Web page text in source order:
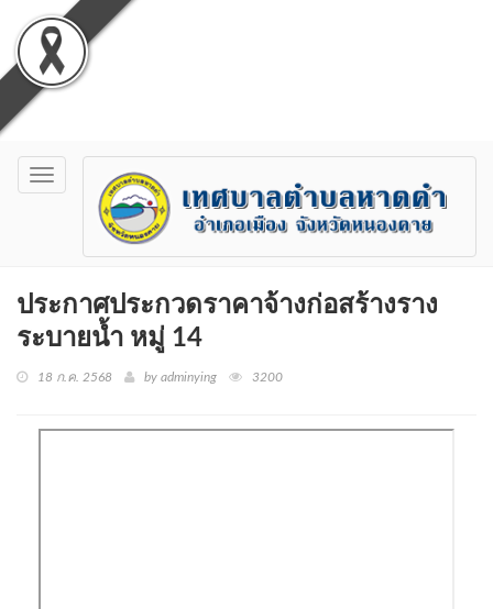
Toggle
navigation
ประกาศประกวดราคาจ้างก่อสร้างราง
ระบายน้ำ หมู่ 14
18 ก.ค. 2568 by adminying 3200